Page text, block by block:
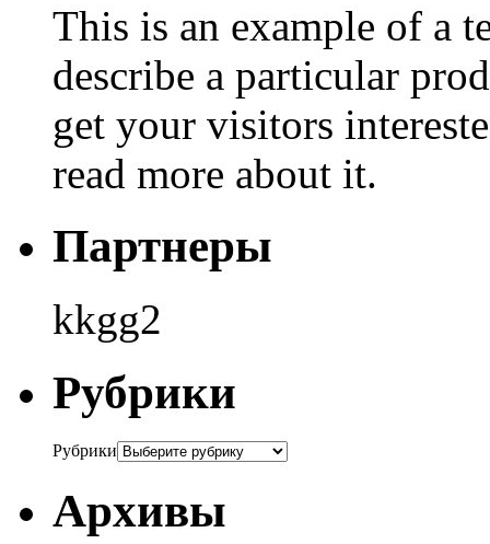
This is an example of a
describe a particular
get your visitors
read more about it.
Партнеры
kkgg2
Рубрики
Рубрики
Архивы